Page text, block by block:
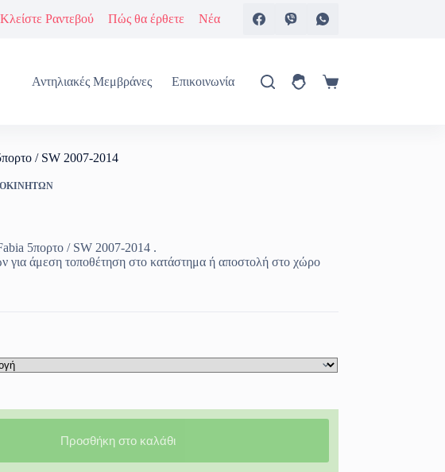
Κλείστε Ραντεβού Πώς θα έρθετε Νέα
Αντηλιακές Μεμβράνες Επικοινωνία
Καλάθι
/ SW 2007-2014
5πορτο / SW 2007-2014 .
για άμεση τοποθέτηση στο κατάστημα ή αποστολή στο χώρο
Προσθήκη στο καλάθι